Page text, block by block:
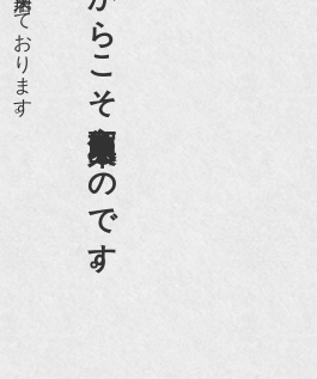
老舗骨董店だからこそ高価買取出来るのです。